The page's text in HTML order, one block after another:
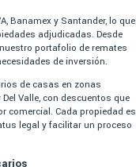
Banamex y Santander, lo que
adjudicadas. Desde
portafolio de remates
de inversión.
de casas en zonas
Valle, con descuentos que
comercial. Cada propiedad es
legal y facilitar un proceso